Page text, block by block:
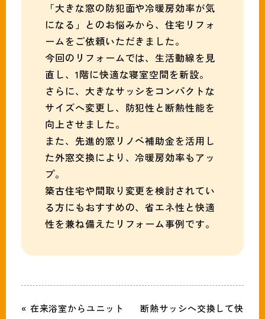
「大きな窓の防犯面や冷暖房効率が気
になる」とのお悩みから、住宅リフォ
ームをご依頼いただきました。
今回のリフォームでは、生活動線を見
直し、1階に快適な寝室空間を新設。
さらに、大きなサッシをコンパクトな
サイズへ変更し、防犯性と断熱性能を
向上させました。
また、先進的窓リノベ補助金を活用し
た外窓交換により、冷暖房効率もアッ
プ。
築古住宅や間取り変更を検討されてい
る方にもおすすめの、省エネ性と快適
性を兼ね備えたリフォーム事例です。
« 在来浴室からユニット
断熱サッシへ交換して快